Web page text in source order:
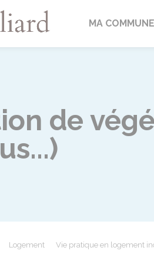
MontliardMA COMMUNE
de
Logement Vie pratique en logement